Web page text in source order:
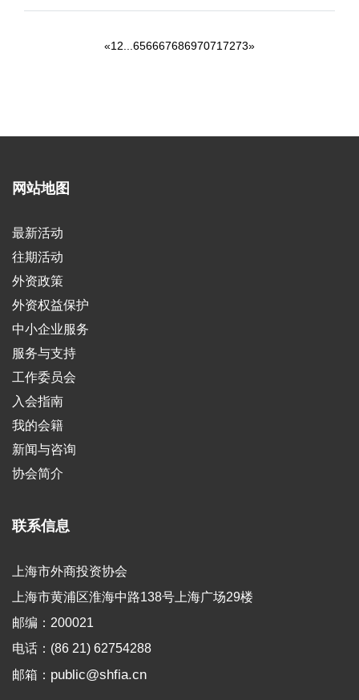
«12...656667686970717273»
网站地图
最新活动
往期活动
外资政策
外资权益保护
中小企业服务
服务与支持
工作委员会
入会指南
我的会籍
新闻与咨询
协会简介
联系信息
上海市外商投资协会
上海市黄浦区淮海中路138号上海广场29楼
邮编：200021
电话：(86 21) 62754288
邮箱： public@shfia.cn